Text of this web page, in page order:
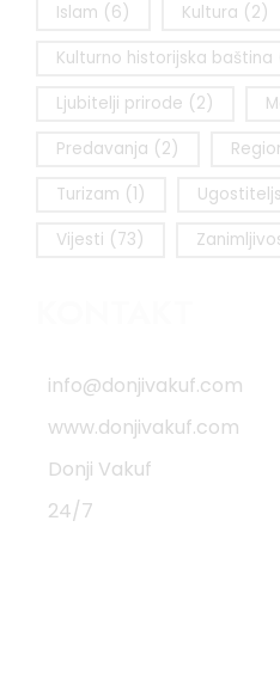
Islam (6) Kultura (2)
Kulturno historijska baština
Ljubitelji prirode (2)
Predavanja (2)
Turizam (1)
Vijesti (73)
info@donjivakuf.com
www.donjivakuf.com
Donji Vakuf
24/7